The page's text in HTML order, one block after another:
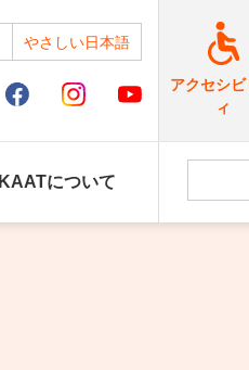
やさしい日本語
アクセシ
ィ
KAATについて